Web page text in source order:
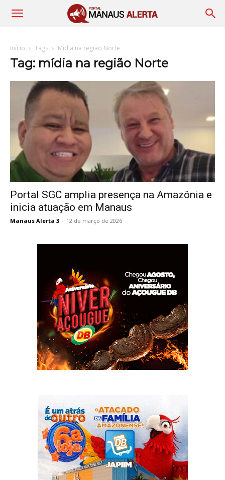
Início Tags Mídia na região Norte
Tag: mídia na região Norte
Portal SGC amplia presença na Amazônia e
inicia atuação em Manaus
Manaus Alerta 3 - 12 de março de 2026